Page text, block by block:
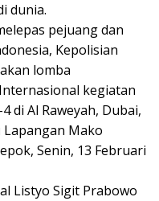
dunia.
pejuang dan
Kepolisian
lomba
kegiatan
di Al Raweyah, Dubai,
Lapangan Mako
Senin, 13 Februari
Listyo Sigit Prabowo